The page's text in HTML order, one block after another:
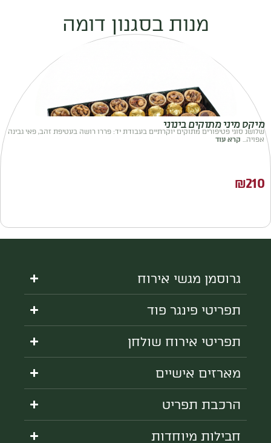
מנות בסגנון דומה
מיקס מיני מתוקים בינוני
שלושנ סוגי פטיפורים מתוקים יוקרתיים בעבודת יד: פררו רושה בעטיפת זהב, פאי גבינה
אפויה...קרא עוד
₪210
גרוסמן מגשי אירוח
תפריטי פינגר פוד
תפריטי אירוח שולחן
מארזים אישיים
הרכבת תפריט
חבילות מיוחדות